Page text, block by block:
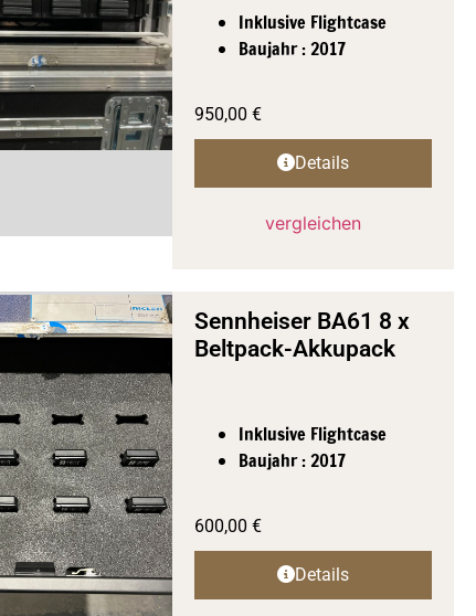
Inklusive Flightcase
Baujahr : 2017
950,00€
Details
vergleichen
Sennheiser BA61 8 x
Beltpack-Akkupack
Inklusive Flightcase
Baujahr : 2017
600,00€
Details